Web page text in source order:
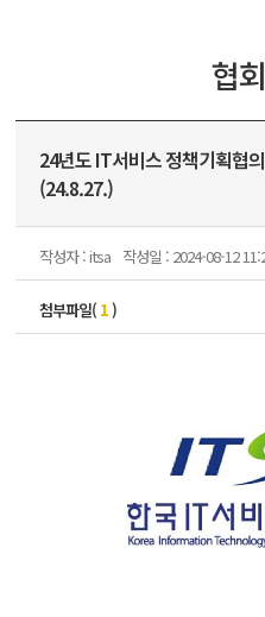
협
24년도 IT서비스 정책기획협
(24.8.27.)
작성자 : itsa 작성일 : 2024-08-12
첨부파일( 1 )